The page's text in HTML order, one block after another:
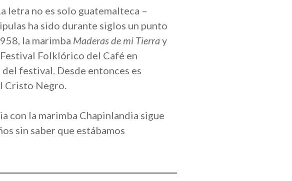
letra no es solo guatemalteca –
ha sido durante siglos un punto
la marimba Maderas de mi Tierray
Folklórico del Café en
festival. Desde entonces es
Cristo Negro.
con la marimba Chapinlandia sigue
sin saber que estábamos